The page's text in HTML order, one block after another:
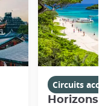
Circuits
Horizons